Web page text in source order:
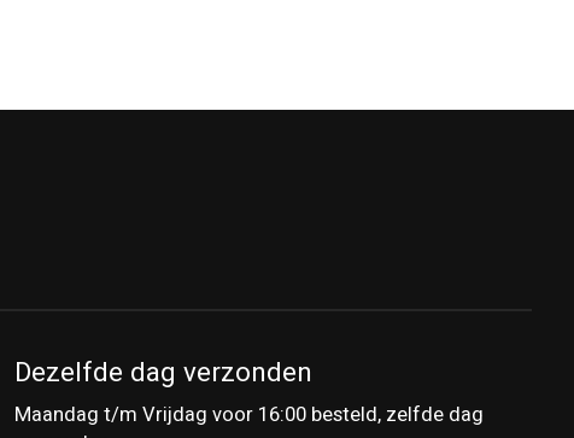
Dezelfde dag verzonden
Maandag t/m Vrijdag voor 16:00 besteld, zelfde dag